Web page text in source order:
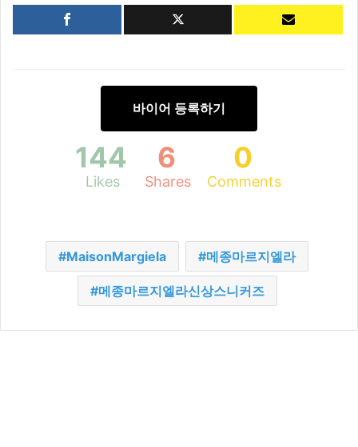
바이어 등록하기
144
Likes
6
Shares
0
Comments
MaisonMargiela 메종마르지엘라
메종마르지엘라신상스니커즈